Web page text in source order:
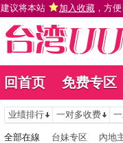
建议将本站 加入收藏 ，方
回首页 免费专区
业绩排行 一对多收费
全部在線 台妹专区 內地